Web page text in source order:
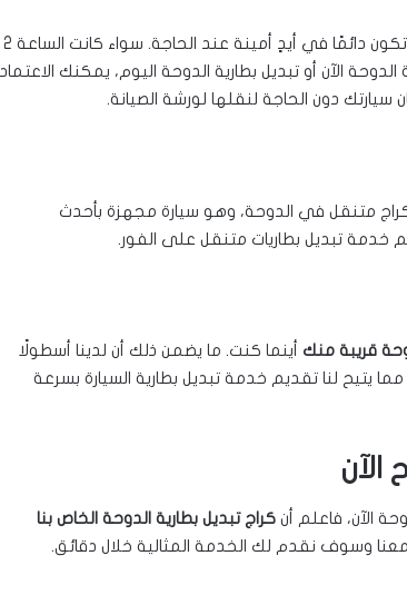
لضمان أن تكون دائمًا في أيدٍ أمينة عند الحاجة. سواء كانت الساعة 2
الآن أو تبديل بطارية الدوحة اليوم، يمكنك الاعتماد
دون الحاجة لنقلها لورشة الصيانة.
كراج متنقل في الدوحة، وهو سيارة مجهزة بأحدث
خدمة تبديل بطاريات متنقل على الفور.
قريبة منك أينما كنت. ما يضمن ذلك أن لدينا أسطولًا
يتيح لنا تقديم خدمة تبديل بطارية السيارة بسرعة
الآن
الآن، فاعلم أن كراج تبديل بطارية الدوحة الخاص بنا
وسوف نقدم لك الخدمة المثالية خلال دقائق.